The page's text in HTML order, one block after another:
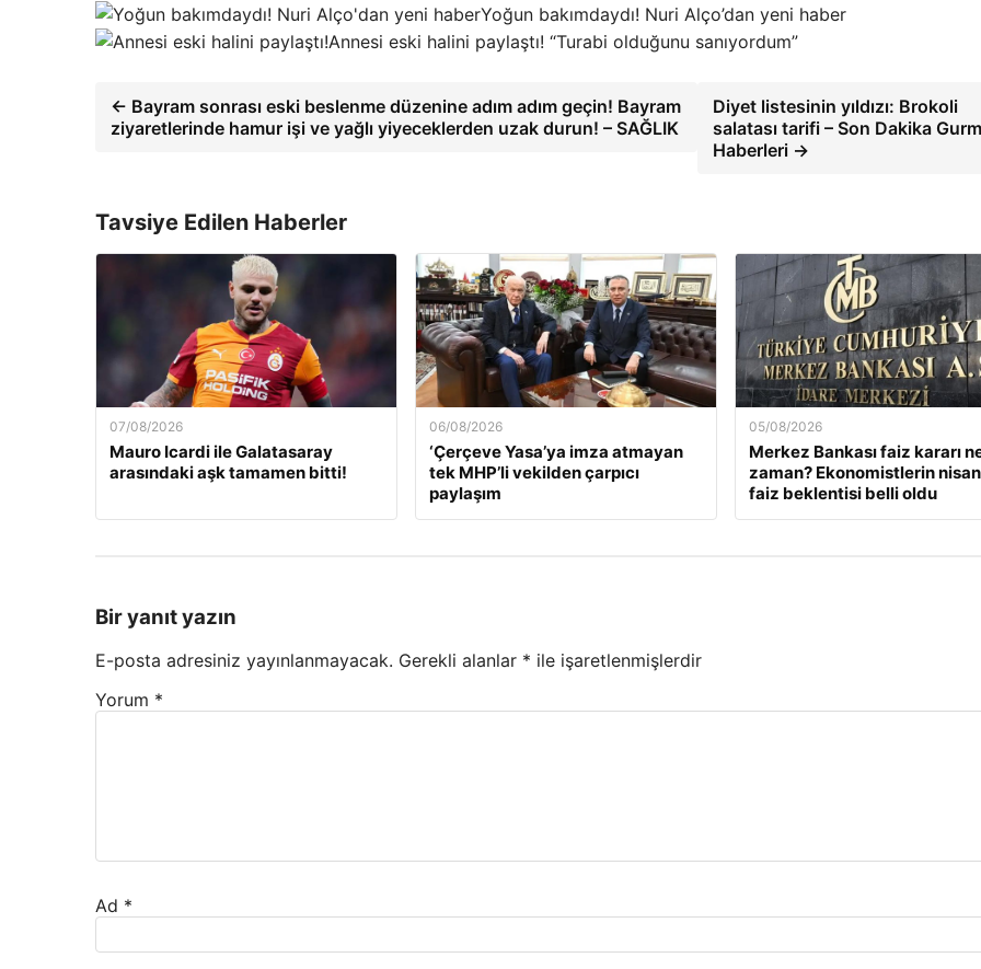
Yoğun bakımdaydı! Nuri Alço’dan yeni haber
Annesi eski halini paylaştı! “Turabi olduğunu sanıyordum”
← Bayram sonrası eski beslenme düzenine adım adım geçin! Bayram
ziyaretlerinde hamur işi ve yağlı yiyeceklerden uzak durun! – SAĞLIK
Diyet listesinin yıldızı: Brokoli
salatası tarifi – Son Dakika
Haberleri →
Tavsiye Edilen Haberler
07/08/2026
Mauro Icardi ile Galatasaray
arasındaki aşk tamamen bitti!
06/08/2026
‘Çerçeve Yasa’ya imza atmayan
tek MHP’li vekilden çarpıcı
paylaşım
05/08/2026
Merkez Bankası faiz kararı
zaman? Ekonomistlerin nisan
faiz beklentisi belli oldu
Bir yanıt yazın
E-posta adresiniz yayınlanmayacak. Gerekli alanlar * ile işaretlenmişlerdir
Yorum *
Ad *